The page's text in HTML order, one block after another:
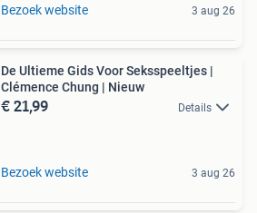
Bezoek website 3 aug 26
De Ultieme Gids Voor Seksspeeltjes |
Clémence Chung | Nieuw
€ 21,99 Details
Bezoek website 3 aug 26